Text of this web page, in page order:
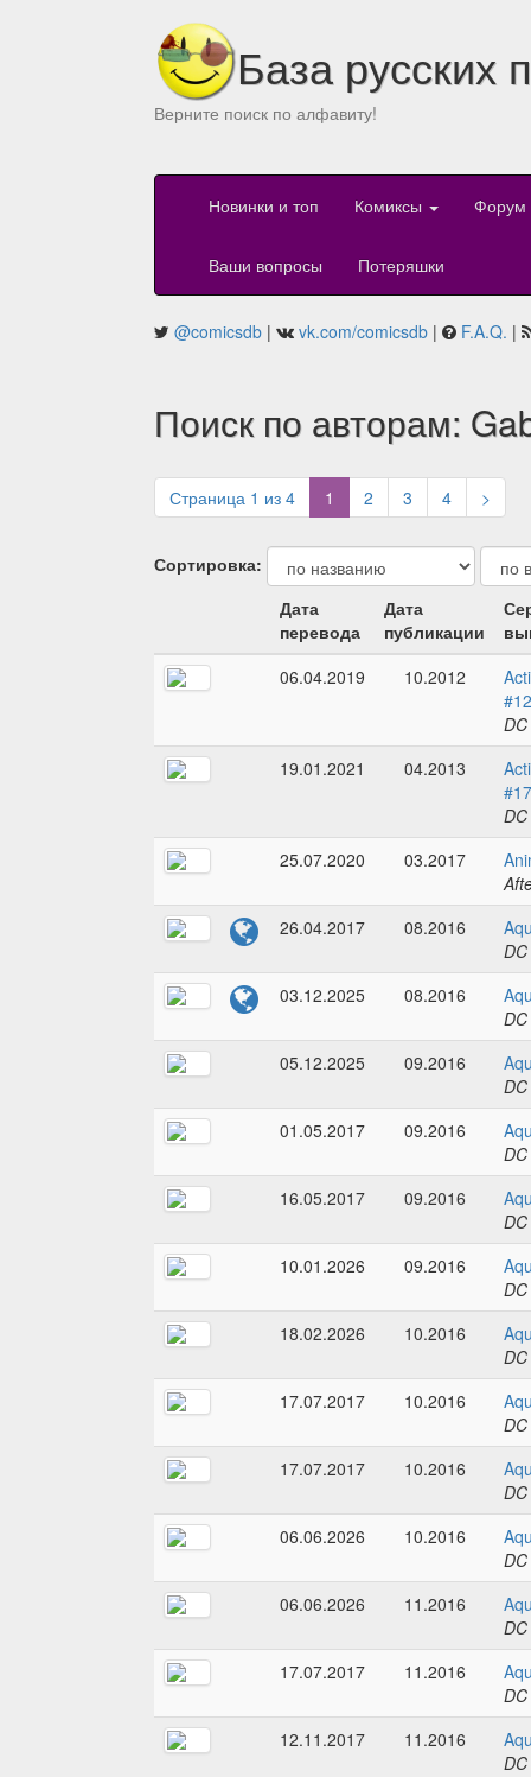
База русских
Верните поиск по алфавиту!
Новинки и топ Комиксы Форум
Ваши вопросы Потеряшки
@comicsdb | vk.com/comicsdb | F.A.Q. |
Поиск по авторам:
Страница 1 из 4 1 (current)
2 3 4 >
Сортировка:
Дата
перевода
Дата
публикации
06.04.2019
10.2012
#12
19.01.2021
04.2013
#17
25.07.2020
03.2017
26.04.2017
08.2016
03.12.2025
08.2016
05.12.2025
09.2016
01.05.2017
09.2016
16.05.2017
09.2016
10.01.2026
09.2016
18.02.2026
10.2016
17.07.2017
10.2016
17.07.2017
10.2016
06.06.2026
10.2016
06.06.2026
11.2016
17.07.2017
11.2016
12.11.2017
11.2016